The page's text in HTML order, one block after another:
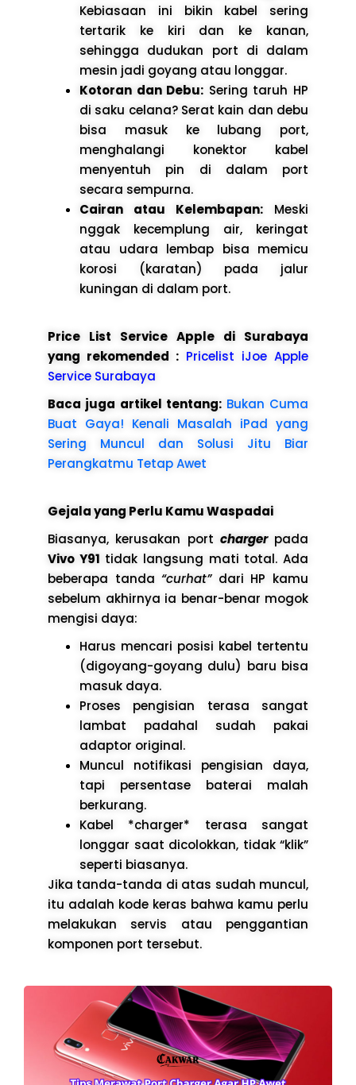
Kebiasaan ini bikin kabel sering
tertarik ke kiri dan ke kanan,
sehingga dudukan port di dalam
mesin jadi goyang atau longgar.
Kotoran dan Debu: Sering taruh HP
di saku celana? Serat kain dan debu
bisa masuk ke lubang port,
menghalangi konektor kabel
menyentuh pin di dalam port
secara sempurna.
Cairan atau Kelembapan: Meski
nggak kecemplung air, keringat
atau udara lembap bisa memicu
korosi (karatan) pada jalur
kuningan di dalam port.
Price List Service Apple di Surabaya
yang rekomended : Pricelist iJoe Apple
Service Surabaya
Baca juga artikel tentang: Bukan Cuma
Buat Gaya! Kenali Masalah iPad yang
Sering Muncul dan Solusi Jitu Biar
Perangkatmu Tetap Awet
Gejala yang Perlu Kamu Waspadai
Biasanya, kerusakan port chargerpada
Vivo Y91 tidak langsung mati total. Ada
beberapa tanda“curhat”dari HP kamu
sebelum akhirnya ia benar-benar mogok
mengisi daya:
Harus mencari posisi kabel tertentu
(digoyang-goyang dulu) baru bisa
masuk daya.
Proses pengisian terasa sangat
lambat padahal sudah pakai
adaptor original.
Muncul notifikasi pengisian daya,
tapi persentase baterai malah
berkurang.
Kabel *charger* terasa sangat
longgar saat dicolokkan, tidak “klik”
seperti biasanya.
Jika tanda-tanda di atas sudah muncul,
itu adalah kode keras bahwa kamu perlu
melakukan servis atau penggantian
komponen port tersebut.